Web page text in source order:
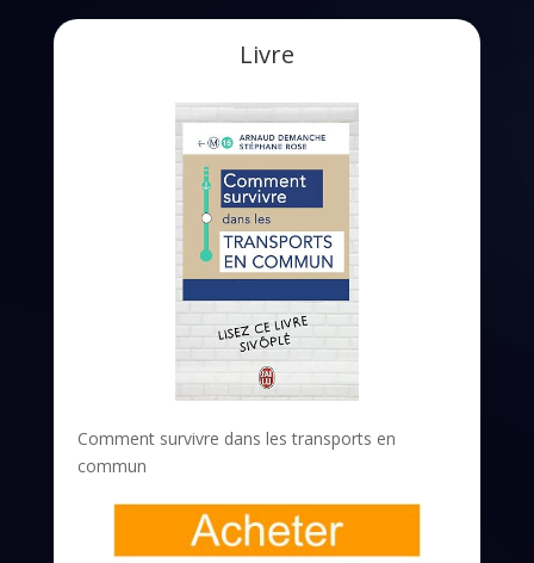
Livre
Comment survivre dans les transports en
commun